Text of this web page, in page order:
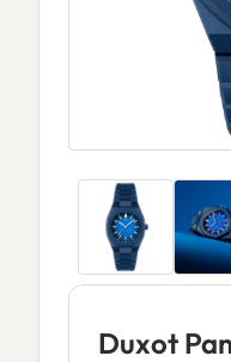
Duxot